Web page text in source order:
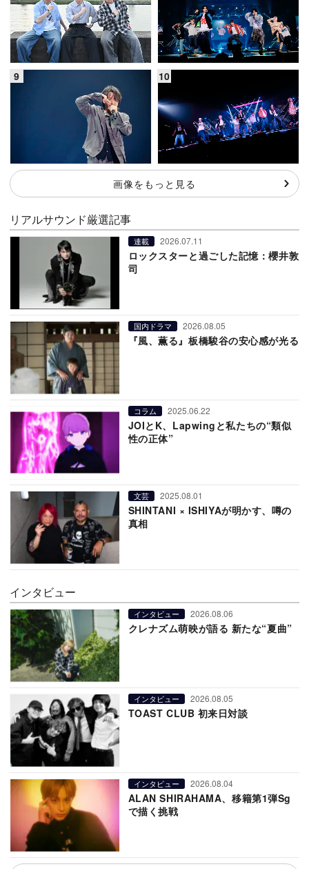
画像をもっと見る
リアルサウンド厳選記事
連載 2026.07.11
ロックスターと過ごした記憶：櫻井敦
司
国内ドラマ 2026.08.05
『風、薫る』板橋駿谷の安心感が光る
コラム 2025.06.22
JOIとK、Lapwingと私たちの“類似
性の正体”
文芸 2025.08.01
SHINTANI × ISHIYAが明かす、噂の
真相
インタビュー
インタビュー 2026.08.06
クレナズム萌映が語る 新たな“夏曲”
インタビュー 2026.08.05
TOAST CLUB 初来日対談
インタビュー 2026.08.04
ALAN SHIRAHAMA、移籍第1弾Sg
で描く挑戦